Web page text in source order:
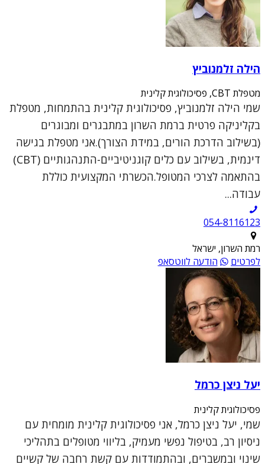
הילה זלמנוביץ
מטפלת CBT, פסיכולוגית קלינית
שמי הילה זלמנוביץ, פסיכולוגית קלינית בהתמחות, מטפלת
בקליניקה פרטית ברמת השרון במתבגרים ומבוגרים
(בשילוב הדרכת הורים, במידת הצורך).אני מטפלת בגישה
דינמית, בשילוב עם כלים קוגניטיביים-התנהגותיים (CBT)
בהתאמה לצרכי המטופל.הכשרתי המקצועית כוללת
עבודה...
054-8116123
רמת השרון, ישראל
לפרטים
הודעה לווטסאפ
יעל ניצן כרמל
פסיכולוגית קלינית
שמי, יעל ניצן כרמל, אני פסיכולוגית קלינית מומחית עם
ניסיון רב, בטיפול נפשי מעמיק, בליווי מטופלים בתהליכי
שינוי ובמשברים, ובהתמודדות עם קשת רחבה של קשיים